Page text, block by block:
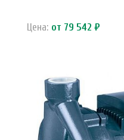
Цена: от 79 542 ₽